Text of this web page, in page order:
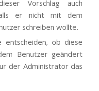
Vorschlag auch
er nicht mit dem
schreiben wollte.
entscheiden, ob diese
Benutzer geändert
der Administrator das